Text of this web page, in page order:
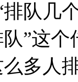
队几
”这
多人